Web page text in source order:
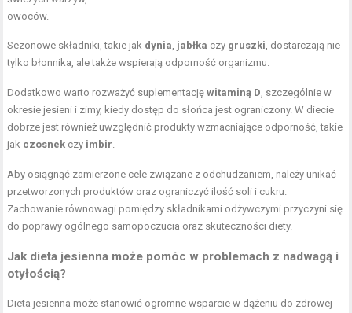
owoców.
Sezonowe składniki, takie jak dynia jabłka czy gruszki , dostarczają nie
tylko błonnika, ale także wspierają odporność organizmu.
Dodatkowo warto rozważyć suplementacjęwitaminą D , szczególnie w
okresie jesieni i zimy, kiedy dostęp do słońca jest ograniczony. W diecie
dobrze jest również uwzględnić produkty wzmacniające odporność, takie
jak czosnek czy imbir
Aby osiągnąć zamierzone cele związane z odchudzaniem, należy unikać
przetworzonych produktów oraz ograniczyć ilość soli i cukru.
Zachowanie równowagi pomiędzy składnikami odżywczymi przyczyni się
do poprawy ogólnego samopoczucia oraz skuteczności diety.
Jak dieta jesienna może pomóc w problemach z nadwagą i
otyłością?
Dieta jesienna może stanowić ogromne wsparcie w dążeniu do zdrowej